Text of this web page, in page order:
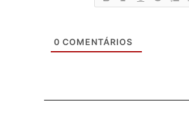
0 COMENTÁRIOS